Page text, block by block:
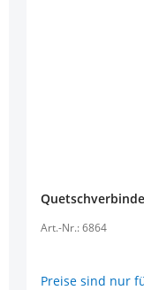
Art.-Nr.: 6864
Preise sind nur